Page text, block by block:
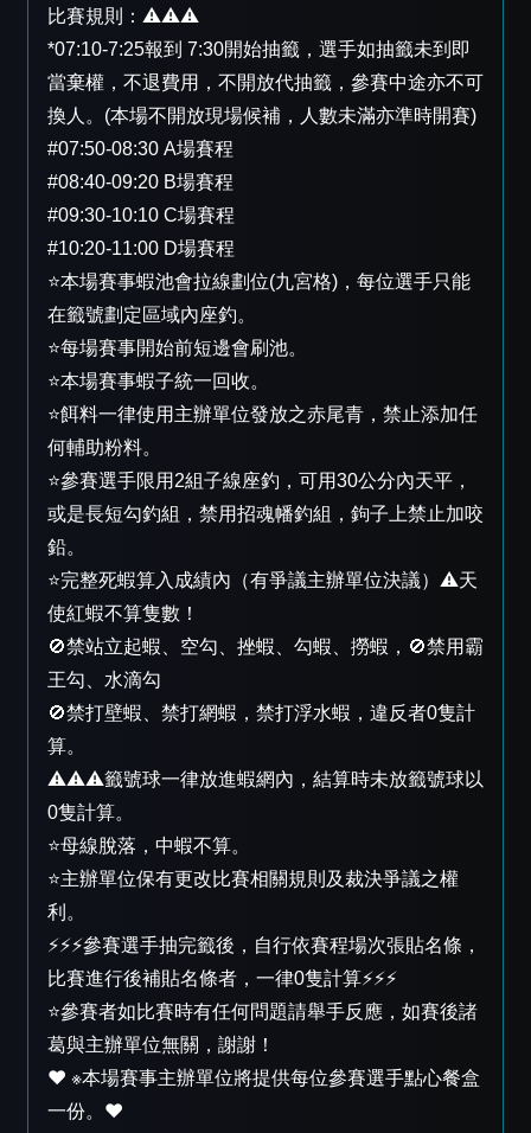
比賽規則：⚠️⚠️⚠️
*07:10-7:25報到 7:30開始抽籤，選手如抽籤未到即
當棄權，不退費用，不開放代抽籤，參賽中途亦不可
換人。(本場不開放現場候補，人數未滿亦準時開賽)
#07:50-08:30 A場賽程
#08:40-09:20 B場賽程
#09:30-10:10 C場賽程
#10:20-11:00 D場賽程
⭐本場賽事蝦池會拉線劃位(九宮格)，每位選手只能
在籤號劃定區域內座釣。
⭐每場賽事開始前短邊會刷池。
⭐本場賽事蝦子統一回收。
⭐餌料一律使用主辦單位發放之赤尾青，禁止添加任
何輔助粉料。
⭐參賽選手限用2組子線座釣，可用30公分內天平，
或是長短勾釣組，禁用招魂幡釣組，鉤子上禁止加咬
鉛。
⭐完整死蝦算入成績內（有爭議主辦單位決議）⚠️天
使紅蝦不算隻數！
🚫禁站立起蝦、空勾、挫蝦、勾蝦、撈蝦，🚫禁用霸
王勾、水滴勾
🚫禁打壁蝦、禁打網蝦，禁打浮水蝦，違反者0隻計
算。
⚠️⚠️⚠️籤號球一律放進蝦網內，結算時未放籤號球以
0隻計算。
⭐母線脫落，中蝦不算。
⭐主辦單位保有更改比賽相關規則及裁決爭議之權
利。
⚡️⚡️⚡️參賽選手抽完籤後，自行依賽程場次張貼名條，
比賽進行後補貼名條者，一律0隻計算⚡️⚡️⚡️
⭐參賽者如比賽時有任何問題請舉手反應，如賽後諸
葛與主辦單位無關，謝謝！
❤️ ※本場賽事主辦單位將提供每位參賽選手點心餐盒
一份。❤️